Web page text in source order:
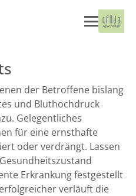
der Betroffene bislang
und Bluthochdruck
Gelegentliches
für eine ernsthafte
oder verdrängt. Lassen
Erkrankung festgestellt
verläuft die